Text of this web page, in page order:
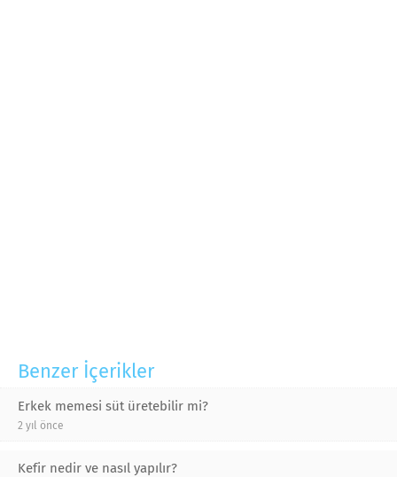
Benzer İçerikler
Erkek memesi süt üretebilir mi?
2 yıl önce
Kefir nedir ve nasıl yapılır?